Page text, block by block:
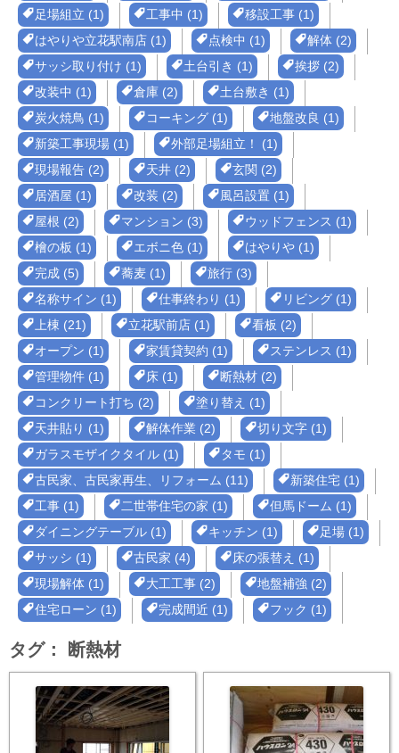
足場組立 (1)
工事中 (1)
移設工事 (1)
はやりや立花駅南店 (1)
点検中 (1)
解体 (2)
サッシ取り付け (1)
土台引き (1)
挨拶 (2)
改装中 (1)
倉庫 (2)
土台敷き (1)
炭火焼鳥 (1)
コーキング (1)
地盤改良 (1)
新築工事現場 (1)
外部足場組立！ (1)
現場報告 (2)
天井 (2)
玄関 (2)
居酒屋 (1)
改装 (2)
風呂設置 (1)
屋根 (2)
マンション (3)
ウッドフェンス (1)
檜の板 (1)
エボニ色 (1)
はやりや (1)
完成 (5)
蕎麦 (1)
旅行 (3)
名称サイン (1)
仕事終わり (1)
リビング (1)
上棟 (21)
立花駅前店 (1)
看板 (2)
オープン (1)
家賃貸契約 (1)
ステンレス (1)
管理物件 (1)
床 (1)
断熱材 (2)
コンクリート打ち (2)
塗り替え (1)
天井貼り (1)
解体作業 (2)
切り文字 (1)
ガラスモザイクタイル (1)
タモ (1)
古民家、古民家再生、リフォーム (11)
新築住宅 (1)
工事 (1)
二世帯住宅の家 (1)
但馬ドーム (1)
ダイニングテーブル (1)
キッチン (1)
足場 (1)
サッシ (1)
古民家 (4)
床の張替え (1)
現場解体 (1)
大工工事 (2)
地盤補強 (2)
住宅ローン (1)
完成間近 (1) フック (1)
タグ： 断熱材